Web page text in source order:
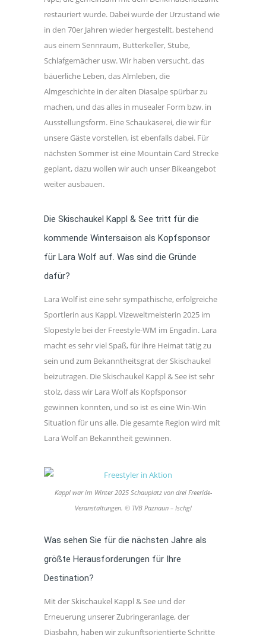
restauriert wurde. Dabei wurde der Urzustand wie
in den 70er Jahren wieder hergestellt, bestehend
aus einem Sennraum, Butterkeller, Stube,
Schlafgemächer usw. Wir haben versucht, das
bäuerliche Leben, das Almleben, die
Almgeschichte in der alten Diasalpe spürbar zu
machen, und das alles in musealer Form bzw. in
Ausstellungsform. Eine Schaukäserei, die wir für
unsere Gäste vorstellen, ist ebenfalls dabei. Für
nächsten Sommer ist eine Mountain Card Strecke
geplant, dazu wollen wir auch unser Bikeangebot
weiter ausbauen.
Die Skischaukel Kappl & See tritt für die
kommende Wintersaison als Kopfsponsor
für Lara Wolf auf. Was sind die Gründe
dafür?
Lara Wolf ist eine sehr sympathische, erfolgreiche
Sportlerin aus Kappl, Vizeweltmeisterin 2025 im
Slopestyle bei der Freestyle-WM im Engadin. Lara
macht es sehr viel Spaß, für ihre Heimat tätig zu
sein und zum Bekanntheitsgrat der Skischaukel
beizutragen. Die Skischaukel Kappl & See ist sehr
stolz, dass wir Lara Wolf als Kopfsponsor
gewinnen konnten, und so ist es eine Win-Win
Situation für uns alle. Die gesamte Region wird mit
Lara Wolf an Bekanntheit gewinnen.
Kappl war im Winter 2025 Schauplatz von drei Freeride-
Veranstaltungen. © TVB Paznaun – Ischgl
Was sehen Sie für die nächsten Jahre als
größte Herausforderungen für Ihre
Destination?
Mit der Skischaukel Kappl & See und der
Erneuerung unserer Zubringeranlage, der
Diasbahn, haben wir zukunftsorientierte Schritte